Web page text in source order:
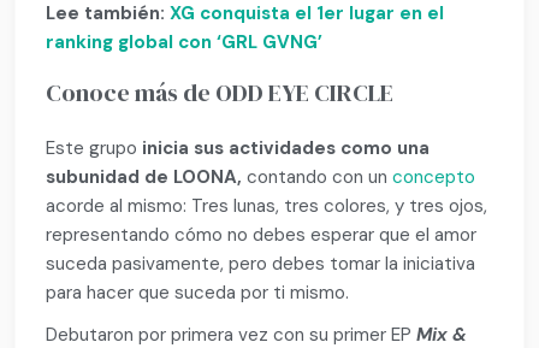
Lee también:XG conquista el 1er lugar en el
ranking global con ‘GRL GVNG’
Conoce más de ODD EYE CIRCLE
Este grupo inicia sus actividades como una
subunidad de LOONA, contando con unconcepto
acorde al mismo: Tres lunas, tres colores, y tres ojos,
representando cómo no debes esperar que el amor
suceda pasivamente, pero debes tomar la iniciativa
para hacer que suceda por ti mismo.
Debutaron por primera vez con su primer EPMix &